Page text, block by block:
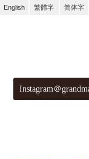
English 繁體字 简体字
Instagram＠